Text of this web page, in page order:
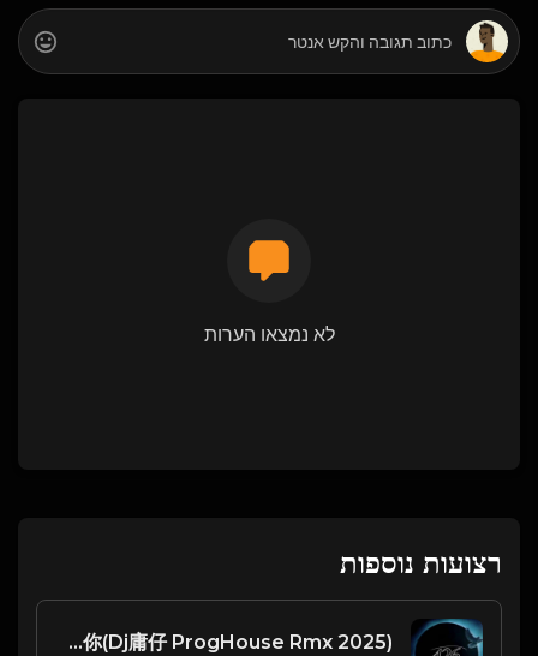
לא נמצאו הערות
רצועות נוספות
张靓颖 - 我只在乎你(Dj庸仔 ProgHouse Rmx 2025)